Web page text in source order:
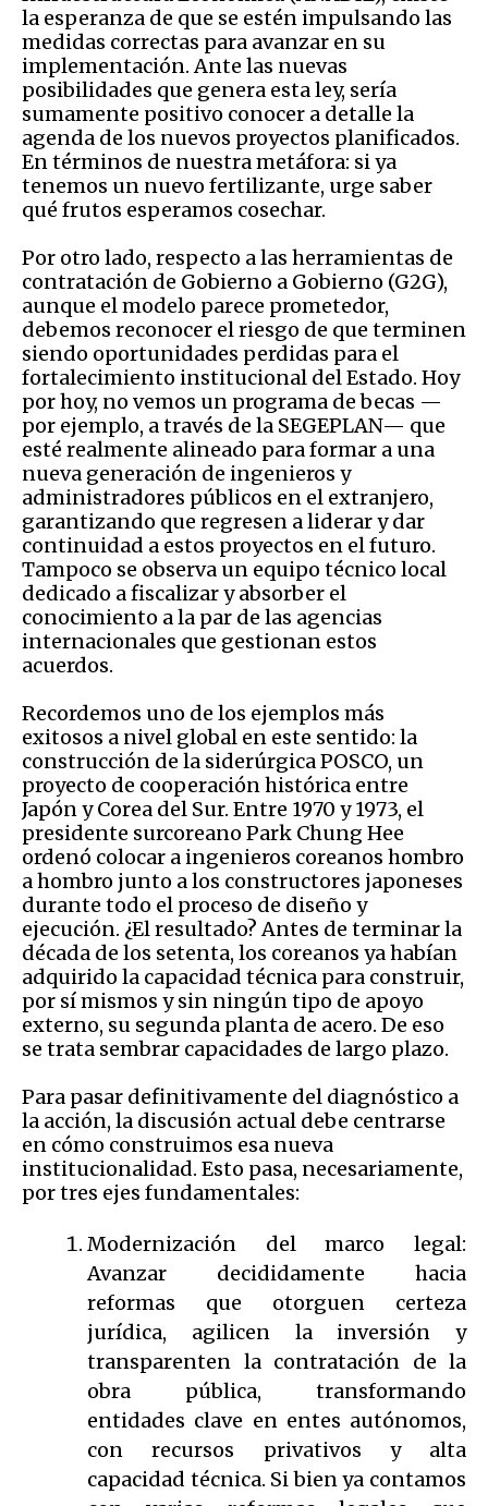
la esperanza de que se estén impulsando las
medidas correctas para avanzar en su
implementación. Ante las nuevas
posibilidades que genera esta ley, sería
sumamente positivo conocer a detalle la
agenda de los nuevos proyectos planificados.
En términos de nuestra metáfora: si ya
tenemos un nuevo fertilizante, urge saber
qué frutos esperamos cosechar.
Por otro lado, respecto a las herramientas de
contratación de Gobierno a Gobierno (G2G),
aunque el modelo parece prometedor,
debemos reconocer el riesgo de que terminen
siendo oportunidades perdidas para el
fortalecimiento institucional del Estado. Hoy
por hoy, no vemos un programa de becas —
por ejemplo, a través de la SEGEPLAN— que
esté realmente alineado para formar a una
nueva generación de ingenieros y
administradores públicos en el extranjero,
garantizando que regresen a liderar y dar
continuidad a estos proyectos en el futuro.
Tampoco se observa un equipo técnico local
dedicado a fiscalizar y absorber el
conocimiento a la par de las agencias
internacionales que gestionan estos
acuerdos.
Recordemos uno de los ejemplos más
exitosos a nivel global en este sentido: la
construcción de la siderúrgica POSCO, un
proyecto de cooperación histórica entre
Japón y Corea del Sur. Entre 1970 y 1973, el
presidente surcoreano Park Chung Hee
ordenó colocar a ingenieros coreanos hombro
a hombro junto a los constructores japoneses
durante todo el proceso de diseño y
ejecución. ¿El resultado? Antes de terminar la
década de los setenta, los coreanos ya habían
adquirido la capacidad técnica para construir,
por sí mismos y sin ningún tipo de apoyo
externo, su segunda planta de acero. De eso
se trata sembrar capacidades de largo plazo.
Para pasar definitivamente del diagnóstico a
la acción, la discusión actual debe centrarse
en cómo construimos esa nueva
institucionalidad. Esto pasa, necesariamente,
por tres ejes fundamentales:
Modernización del marco legal:
Avanzar decididamente hacia
reformas que otorguen certeza
jurídica, agilicen la inversión y
transparenten la contratación de la
obra pública, transformando
entidades clave en entes autónomos,
con recursos privativos y alta
capacidad técnica. Si bien ya contamos